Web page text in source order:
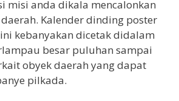
misi anda dikala mencalonkan
Kalender dinding poster
kebanyakan dicetak didalam
besar puluhan sampai
obyek daerah yang dapat
pilkada.